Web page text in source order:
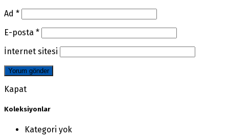
Ad *
E-posta *
İnternet sitesi
Kapat
Koleksiyonlar
Kategori yok